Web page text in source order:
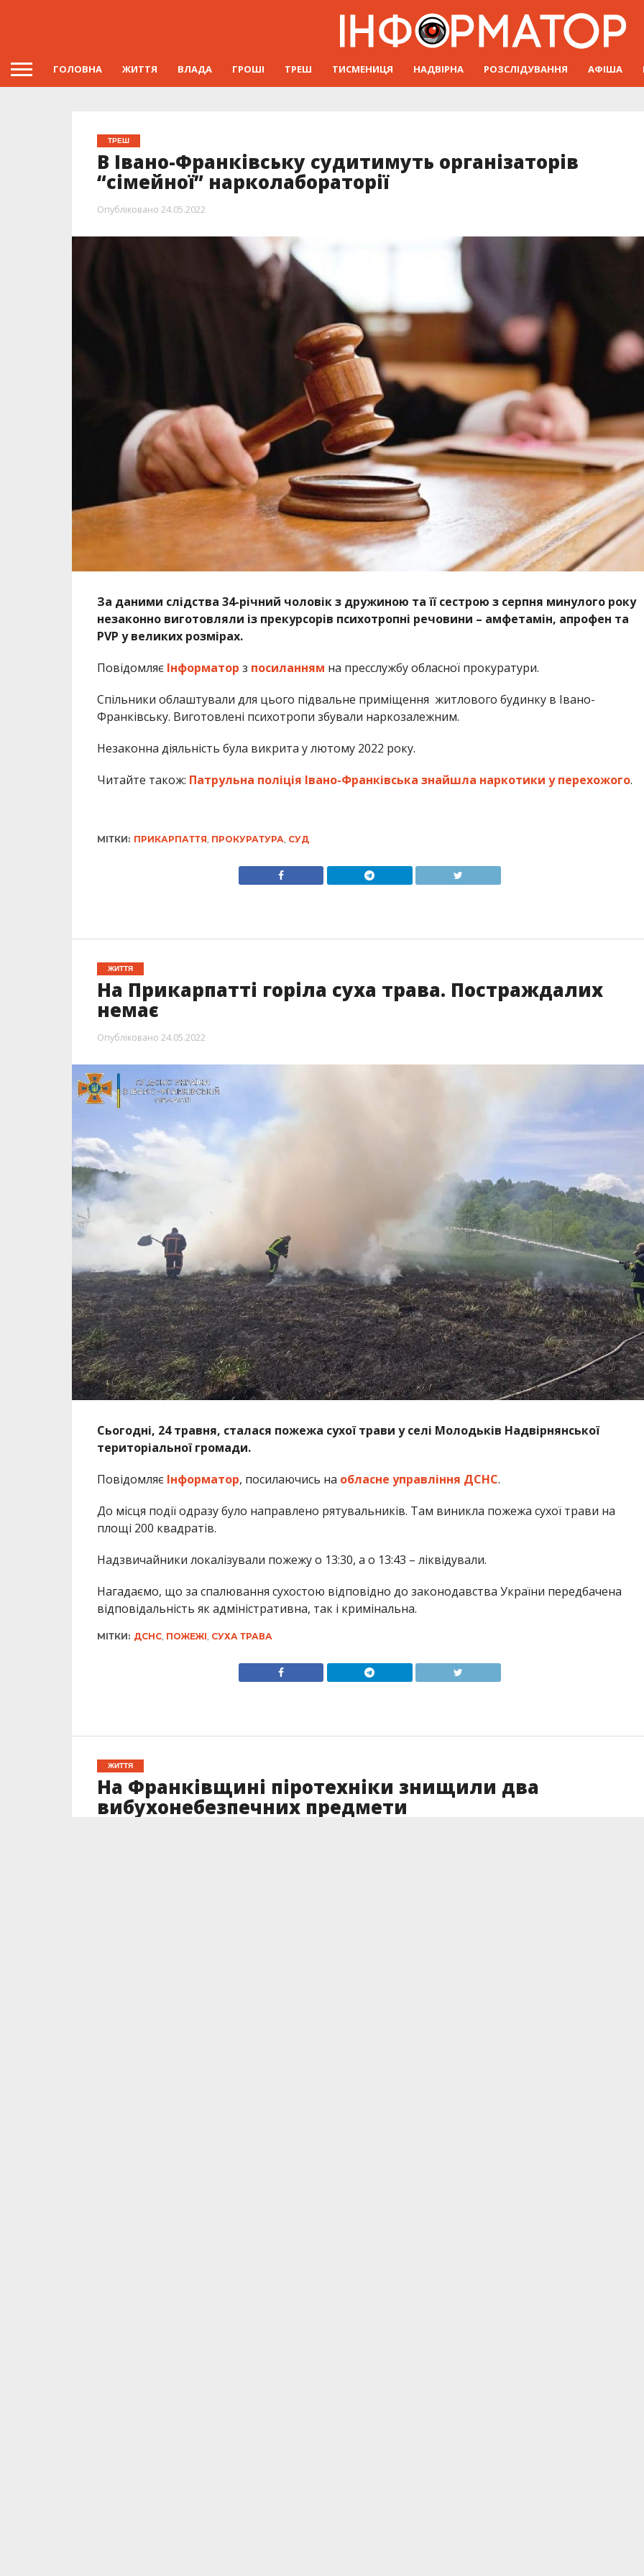
ГОЛОВНА ЖИТТЯ ВЛАДА ГРОШІ ТРЕШ ТИСМЕНИЦЯ НАДВІРНА РОЗСЛІДУВАННЯ АФІША
ТРЕШ
В Івано-Франківську судитимуть організаторів
“сімейної” нарколабораторії
Опубліковано 24.05.2022
За даними слідства 34-річний чоловік з дружиною та її сестрою з серпня минулого року
незаконно виготовляли із прекурсорів психотропні речовини – амфетамін, апрофен та
PVP у великих розмірах.
Повідомляє Інформатор з посиланням на пресслужбу обласної прокуратури.
Спільники облаштували для цього підвальне приміщення житлового будинку в Івано-
Франківську. Виготовлені психотропи збували наркозалежним.
Незаконна діяльність була викрита у лютому 2022 року.
Читайте також: Патрульна поліція Івано-Франківська знайшла наркотики у перехожого.
МІТКИ: ПРИКАРПАТТЯ, ПРОКУРАТУРА, СУД
ЖИТТЯ
На Прикарпатті горіла суха трава. Постраждалих
немає
Опубліковано 24.05.2022
Сьогодні, 24 травня, сталася пожежа сухої трави у селі Молодьків Надвірнянської
територіальної громади.
ПовідомляєІнформатор, посилаючись на обласне управління ДСНС.
До місця події одразу було направлено рятувальників. Там виникла пожежа сухої трави на
площі 200 квадратів.
Надзвичайники локалізували пожежу о 13:30, а о 13:43 – ліквідували.
Нагадаємо, що за спалювання сухостою відповідно до законодавства України передбачена
відповідальність як адміністративна, так і кримінальна.
МІТКИ: ДСНС, ПОЖЕЖІ СУХА ТРАВА
ЖИТТЯ
На Франківщині піротехніки знищили два
вибухонебезпечних предмети